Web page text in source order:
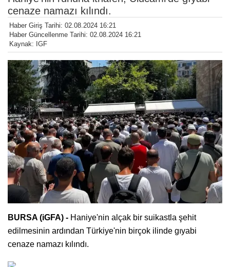
cenaze namazı kılındı.
Haber Giriş Tarihi: 02.08.2024 16:21
Haber Güncellenme Tarihi: 02.08.2024 16:21
Kaynak: IGF
BURSA (iGFA) - Haniye'nin alçak bir suikastla şehit
edilmesinin ardından Türkiye'nin birçok ilinde gıyabi
cenaze namazı kılındı.